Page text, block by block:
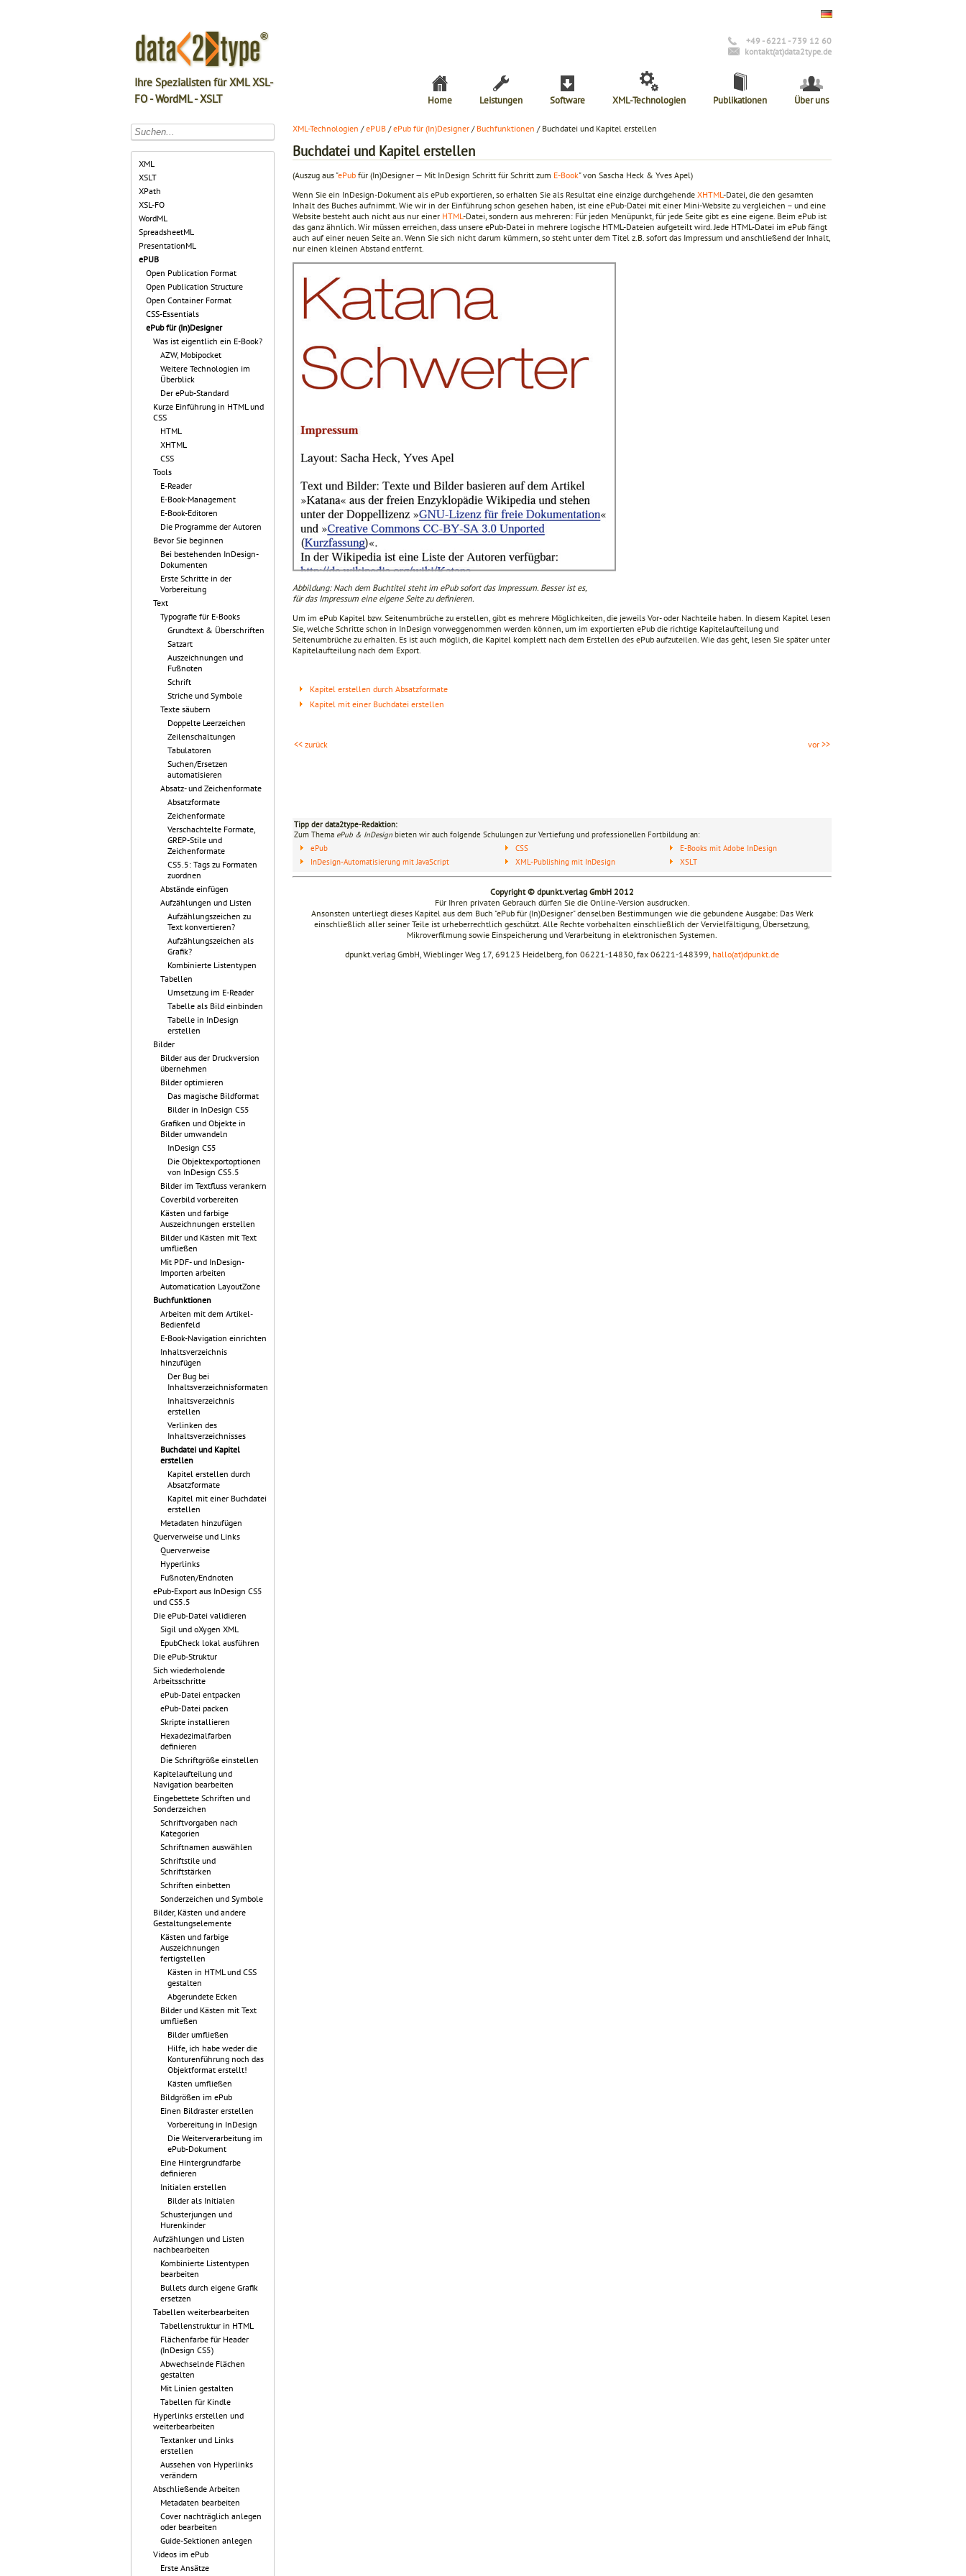
Ihre Spezialisten für XML XSL-
FO - WordML - XSLT
+49 - 6221 - 739 12 60
kontakt(at)data2type.de
Home Leistungen Software XML-Technologien Publikationen Über uns
XML
XSLT
XPath
XSL-FO
WordML
SpreadsheetML
PresentationML
ePUB
Open Publication Format
Open Publication Structure
Open Container Format
CSS-Essentials
ePub für (In)Designer
Was ist eigentlich ein E-Book?
AZW, Mobipocket
Weitere Technologien im
Überblick
Der ePub-Standard
Kurze Einführung in HTML und
CSS
HTML
XHTML
CSS
Tools
E-Reader
E-Book-Management
E-Book-Editoren
Die Programme der Autoren
Bevor Sie beginnen
Bei bestehenden InDesign-
Dokumenten
Erste Schritte in der
Vorbereitung
Text
Typografie für E-Books
Grundtext & Überschriften
Satzart
Auszeichnungen und
Fußnoten
Schrift
Striche und Symbole
Texte säubern
Doppelte Leerzeichen
Zeilenschaltungen
Tabulatoren
Suchen/Ersetzen
automatisieren
Absatz- und Zeichenformate
Absatzformate
Zeichenformate
Verschachtelte Formate,
GREP-Stile und
Zeichenformate
CS5.5: Tags zu Formaten
zuordnen
Abstände einfügen
Aufzählungen und Listen
Aufzählungszeichen zu
Text konvertieren?
Aufzählungszeichen als
Grafik?
Kombinierte Listentypen
Tabellen
Umsetzung im E-Reader
Tabelle als Bild einbinden
Tabelle in InDesign
erstellen
Bilder
Bilder aus der Druckversion
übernehmen
Bilder optimieren
Das magische Bildformat
Bilder in InDesign CS5
Grafiken und Objekte in
Bilder umwandeln
InDesign CS5
Die Objektexportoptionen
von InDesign CS5.5
Bilder im Textfluss verankern
Coverbild vorbereiten
Kästen und farbige
Auszeichnungen erstellen
Bilder und Kästen mit Text
umfließen
Mit PDF- und InDesign-
Importen arbeiten
Automatication LayoutZone
Buchfunktionen
Arbeiten mit dem Artikel-
Bedienfeld
E-Book-Navigation einrichten
Inhaltsverzeichnis
hinzufügen
Der Bug bei
Inhaltsverzeichnisformaten
Inhaltsverzeichnis
erstellen
Verlinken des
Inhaltsverzeichnisses
Buchdatei und Kapitel
erstellen
Kapitel erstellen durch
Absatzformate
Kapitel mit einer Buchdatei
erstellen
Metadaten hinzufügen
Querverweise und Links
Querverweise
Hyperlinks
Fußnoten/Endnoten
ePub-Export aus InDesign CS5
und CS5.5
Die ePub-Datei validieren
Sigil und oXygen XML
EpubCheck lokal ausführen
Die ePub-Struktur
Sich wiederholende
Arbeitsschritte
ePub-Datei entpacken
ePub-Datei packen
Skripte installieren
Hexadezimalfarben
definieren
Die Schriftgröße einstellen
Kapitelaufteilung und
Navigation bearbeiten
Eingebettete Schriften und
Sonderzeichen
Schriftvorgaben nach
Kategorien
Schriftnamen auswählen
Schriftstile und
Schriftstärken
Schriften einbetten
Sonderzeichen und Symbole
Bilder, Kästen und andere
Gestaltungselemente
Kästen und farbige
Auszeichnungen
fertigstellen
Kästen in HTML und CSS
gestalten
Abgerundete Ecken
Bilder und Kästen mit Text
umfließen
Bilder umfließen
Hilfe, ich habe weder die
Konturenführung noch das
Objektformat erstellt!
Kästen umfließen
Bildgrößen im ePub
Einen Bildraster erstellen
Vorbereitung in InDesign
Die Weiterverarbeitung im
ePub-Dokument
Eine Hintergrundfarbe
definieren
Initialen erstellen
Bilder als Initialen
Schusterjungen und
Hurenkinder
Aufzählungen und Listen
nachbearbeiten
Kombinierte Listentypen
bearbeiten
Bullets durch eigene Grafik
ersetzen
Tabellen weiterbearbeiten
Tabellenstruktur in HTML
Flächenfarbe für Header
(InDesign CS5)
Abwechselnde Flächen
gestalten
Mit Linien gestalten
Tabellen für Kindle
Hyperlinks erstellen und
weiterbearbeiten
Textanker und Links
erstellen
Aussehen von Hyperlinks
verändern
Abschließende Arbeiten
Metadaten bearbeiten
Cover nachträglich anlegen
oder bearbeiten
Guide-Sektionen anlegen
Videos im ePub
Erste Ansätze
XML-Technologien /ePUB /ePub für (In)Designer / Buchfunktionen / Buchdatei und Kapitel erstellen
Buchdatei und Kapitel erstellen
(Auszug aus "ePub für (In)Designer — Mit InDesign Schritt für Schritt zum E-Book" von Sascha Heck & Yves Apel)
Wenn Sie ein InDesign-Dokument als ePub exportieren, so erhalten Sie als Resultat eine einzige durchgehende XHTML -Datei, die den gesamten
Inhalt des Buches aufnimmt. Wie wir in der Einführung schon gesehen haben, ist eine ePub-Datei mit einer Mini-Website zu vergleichen – und eine
Website besteht auch nicht aus nur einer HTML -Datei, sondern aus mehreren: Für jeden Menüpunkt, für jede Seite gibt es eine eigene. Beim ePub ist
das ganz ähnlich. Wir müssen erreichen, dass unsere ePub-Datei in mehrere logische HTML-Dateien aufgeteilt wird. Jede HTML-Datei im ePub fängt
auch auf einer neuen Seite an. Wenn Sie sich nicht darum kümmern, so steht unter dem Titel z.B. sofort das Impressum und anschließend der Inhalt,
nur einen kleinen Abstand entfernt.
Abbildung: Nach dem Buchtitel steht im ePub sofort das Impressum. Besser ist es,
für das Impressum eine eigene Seite zu definieren.
Um im ePub Kapitel bzw. Seitenumbrüche zu erstellen, gibt es mehrere Möglichkeiten, die jeweils Vor- oder Nachteile haben. In diesem Kapitel lesen
Sie, welche Schritte schon in InDesign vorweggenommen werden können, um im exportierten ePub die richtige Kapitelaufteilung und
Seitenumbrüche zu erhalten. Es ist auch möglich, die Kapitel komplett nach dem Erstellen des ePub aufzuteilen. Wie das geht, lesen Sie später unter
Kapitelaufteilung nach dem Export.
Kapitel erstellen durch Absatzformate
Kapitel mit einer Buchdatei erstellen
<< zurück vor >>
Tipp der data2type-Redaktion:
Zum Thema ePub & InDesign bieten wir auch folgende Schulungen zur Vertiefung und professionellen Fortbildung an:
ePub
InDesign-Automatisierung mit JavaScript
CSS
XML-Publishing mit InDesign
E-Books mit Adobe InDesign
XSLT
Copyright © dpunkt.verlag GmbH 2012
Für Ihren privaten Gebrauch dürfen Sie die Online-Version ausdrucken.
Ansonsten unterliegt dieses Kapitel aus dem Buch "ePub für (In)Designer" denselben Bestimmungen wie die gebundene Ausgabe: Das Werk
einschließlich aller seiner Teile ist urheberrechtlich geschützt. Alle Rechte vorbehalten einschließlich der Vervielfältigung, Übersetzung,
Mikroverfilmung sowie Einspeicherung und Verarbeitung in elektronischen Systemen.
dpunkt.verlag GmbH, Wieblinger Weg 17, 69123 Heidelberg, fon 06221-14830, fax 06221-148399, hallo(at)dpunkt.de